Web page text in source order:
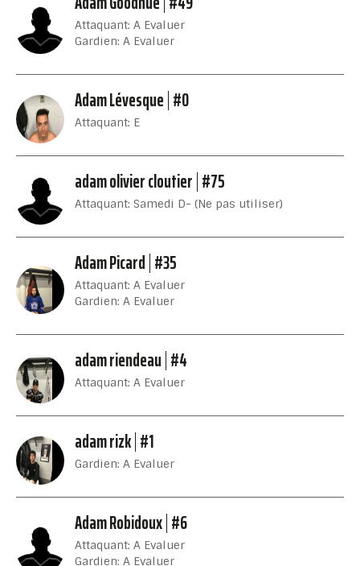
Attaquant: A Evaluer
Gardien: A Evaluer
Adam Lévesque #0
Attaquant: E
adam olivier cloutier #75
Attaquant: Samedi D- (Ne pas utiliser)
Adam Picard #35
Attaquant: A Evaluer
Gardien: A Evaluer
adam riendeau #4
Attaquant: A Evaluer
adam rizk #1
Gardien: A Evaluer
Adam Robidoux #6
Attaquant: A Evaluer
Gardien: A Evaluer